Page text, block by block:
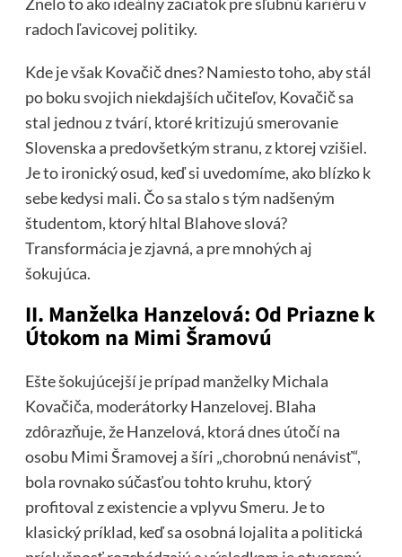
radoch ľavicovej politiky.
Kde je však Kovačič dnes? Namiesto toho, aby stál
po boku svojich niekdajších učiteľov, Kovačič sa
stal jednou z tvárí, ktoré kritizujú smerovanie
Slovenska a predovšetkým stranu, z ktorej vzišiel.
Je to ironický osud, keď si uvedomíme, ako blízko k
sebe kedysi mali. Čo sa stalo s tým nadšeným
študentom, ktorý hltal Blahove slová?
Transformácia je zjavná, a pre mnohých aj
šokujúca.
II. Manželka Hanzelová: Od Priazne k
Útokom na Mimi Šramovú
Ešte šokujúcejší je prípad manželky Michala
Kovačiča, moderátorky Hanzelovej. Blaha
zdôrazňuje, že Hanzelová, ktorá dnes útočí na
osobu Mimi Šramovej a šíri „chorobnú nenávisť“,
bola rovnako súčasťou tohto kruhu, ktorý
profitoval z existencie a vplyvu Smeru. Je to
klasický príklad, keď sa osobná lojalita a politická